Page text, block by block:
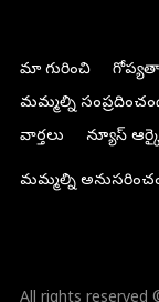
మా గురించి
మమ్మల్ని
వార్తలు
న్యూస్
మమ్మల్ని